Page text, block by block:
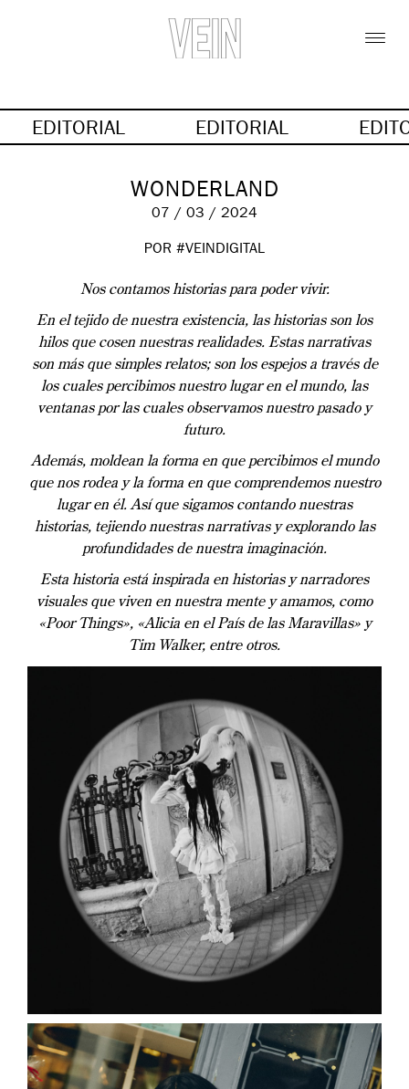
EDITORIAL EDITORIAL
WONDERLAND
07 / 03 / 2024
POR #VEINDIGITAL
Nos contamos historias para poder vivir.
En el tejido de nuestra existencia, las historias son los
hilos que cosen nuestras realidades. Estas narrativas
son más que simples relatos; son los espejos a través de
los cuales percibimos nuestro lugar en el mundo, las
ventanas por las cuales observamos nuestro pasado y
futuro.
Además, moldean la forma en que percibimos el mundo
que nos rodea y la forma en que comprendemos nuestro
lugar en él. Así que sigamos contando nuestras
historias, tejiendo nuestras narrativas y explorando las
profundidades de nuestra imaginación.
Esta historia está inspirada en historias y narradores
visuales que viven en nuestra mente y amamos, como
«Poor Things», «Alicia en el País de las Maravillas» y
Tim Walker, entre otros.